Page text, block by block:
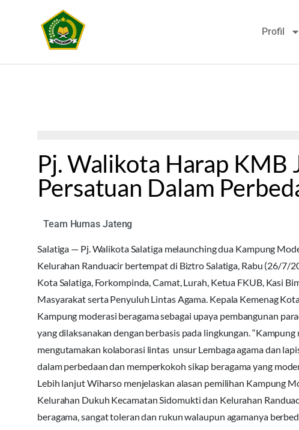
Profil
Pj. Walikota Harap KMB
Persatuan Dalam
Team Humas Jateng
Salatiga — Pj. Walikota Salatiga melaunching dua Kampung
Kelurahan Randuacir bertempat di Biztro Salatiga, Rabu (26/7/
Kota Salatiga, Forkompinda, Camat, Lurah, Ketua FKUB, Kasi
Masyarakat serta Penyuluh Lintas Agama. Kepala Kemenag
Kampung moderasi beragama sebagai upaya pembangunan
yang dilaksanakan dengan berbasis pada lingkungan.
mengutamakan kolaborasi lintas unsur Lembaga agama dan
dalam perbedaan dan memperkokoh sikap beragama yang
Lebih lanjut Wiharso menjelaskan alasan pemilihan Kampung
Kelurahan Dukuh Kecamatan Sidomukti dan Kelurahan
beragama, sangat toleran dan rukun walaupun agamanya